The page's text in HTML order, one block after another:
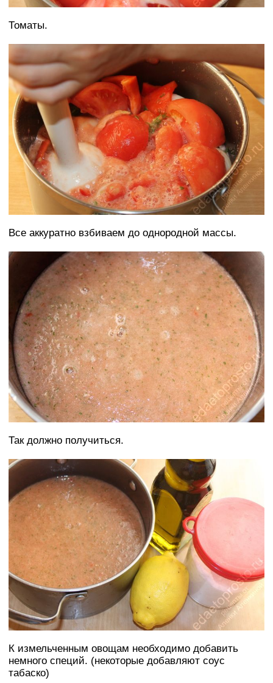
Томаты.
Все аккуратно взбиваем до однородной массы.
Так должно получиться.
К измельченным овощам необходимо добавить
немного специй. (некоторые добавляют соус
табаско)